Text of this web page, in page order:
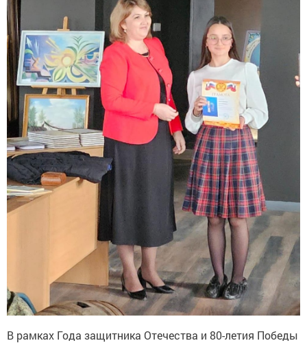
В рамках Года защитника Отечества и 80-летия Победы